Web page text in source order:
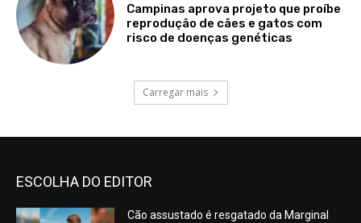
Campinas aprova projeto que proíbe
reprodução de cães e gatos com
risco de doenças genéticas
Carregar mais
ESCOLHA DO EDITOR
Cão assustado é resgatado da Marginal